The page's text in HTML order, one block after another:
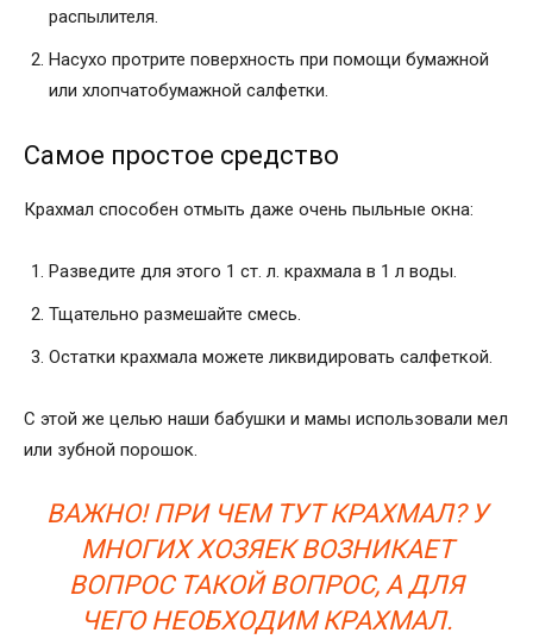
распылителя.
Насухо протрите поверхность при помощи бумажной
или хлопчатобумажной салфетки.
Самое простое средство
Крахмал способен отмыть даже очень пыльные окна:
Разведите для этого 1 ст. л. крахмала в 1 л воды.
Тщательно размешайте смесь.
Остатки крахмала можете ликвидировать салфеткой.
С этой же целью наши бабушки и мамы использовали мел
или зубной порошок.
ВАЖНО! ПРИ ЧЕМ ТУТ КРАХМАЛ? У
МНОГИХ ХОЗЯЕК ВОЗНИКАЕТ
ВОПРОС ТАКОЙ ВОПРОС, А ДЛЯ
ЧЕГО НЕОБХОДИМ КРАХМАЛ.